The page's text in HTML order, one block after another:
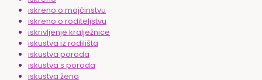
iskreno o majčinstvu
iskreno o roditeljstvu
iskrivljenje kralježnice
iskustva iz rodilišta
iskustva poroda
iskustva s poroda
iskustva žena